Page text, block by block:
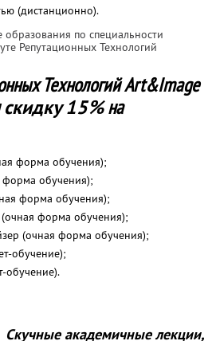
(дистанционно).
образования по специальности
Репутационных Технологий
Технологий Art&Image
скидку 15%на
форма обучения);
форма обучения);
форма обучения);
форма обучения);
(очная форма обучения);
обучение);
обучение).
Скучные академичные лекции,